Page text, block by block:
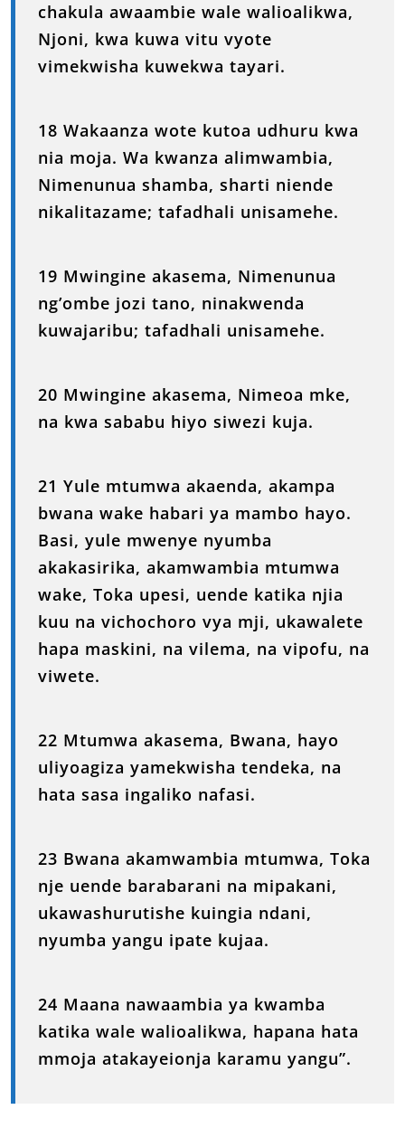
chakula awaambie wale walioalikwa,
Njoni, kwa kuwa vitu vyote
vimekwisha kuwekwa tayari.
18 Wakaanza wote kutoa udhuru kwa
nia moja. Wa kwanza alimwambia,
Nimenunua shamba, sharti niende
nikalitazame; tafadhali unisamehe.
19 Mwingine akasema, Nimenunua
ng’ombe jozi tano, ninakwenda
kuwajaribu; tafadhali unisamehe.
20 Mwingine akasema, Nimeoa mke,
na kwa sababu hiyo siwezi kuja.
21 Yule mtumwa akaenda, akampa
bwana wake habari ya mambo hayo.
Basi, yule mwenye nyumba
akakasirika, akamwambia mtumwa
wake, Toka upesi, uende katika njia
kuu na vichochoro vya mji, ukawalete
hapa maskini, na vilema, na vipofu, na
viwete.
22 Mtumwa akasema, Bwana, hayo
uliyoagiza yamekwisha tendeka, na
hata sasa ingaliko nafasi.
23 Bwana akamwambia mtumwa, Toka
nje uende barabarani na mipakani,
ukawashurutishe kuingia ndani,
nyumba yangu ipate kujaa.
24 Maana nawaambia ya kwamba
katika wale walioalikwa, hapana hata
mmoja atakayeionja karamu yangu”.